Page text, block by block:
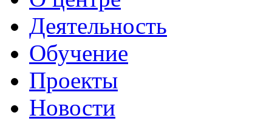
Деятельность
Обучение
Проекты
Новости